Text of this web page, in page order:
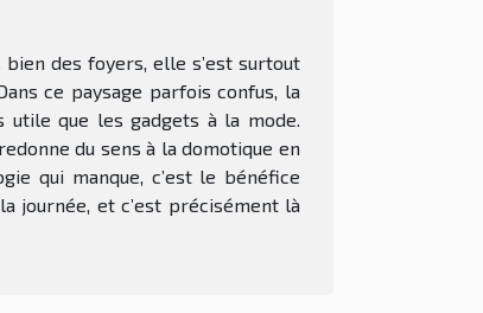
des foyers, elle s’est surtout
ce paysage parfois confus, la
utile que les gadgets à la mode.
du sens à la domotique en
qui manque, c’est le bénéfice
journée, et c’est précisément là